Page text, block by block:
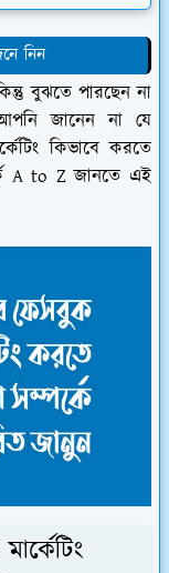
নিন
বুঝতে পারছেন না
জানেন না যে
কিভাবে করতে
A to Z জানতে এই